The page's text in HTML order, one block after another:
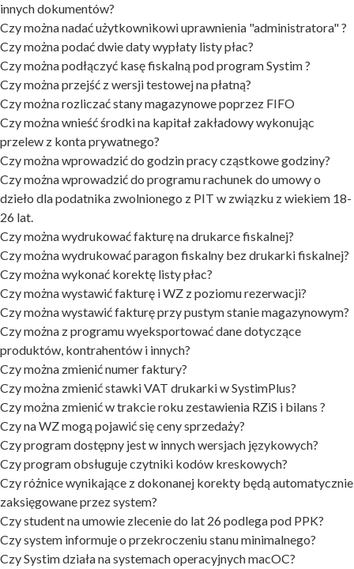
innych dokumentów?
Czy można nadać użytkownikowi uprawnienia "administratora" ?
Czy można podać dwie daty wypłaty listy płac?
Czy można podłączyć kasę fiskalną pod program Systim ?
Czy można przejść z wersji testowej na płatną?
Czy można rozliczać stany magazynowe poprzez FIFO
Czy można wnieść środki na kapitał zakładowy wykonując
przelew z konta prywatnego?
Czy można wprowadzić do godzin pracy cząstkowe godziny?
Czy można wprowadzić do programu rachunek do umowy o
dzieło dla podatnika zwolnionego z PIT w związku z wiekiem 18-
26 lat.
Czy można wydrukować fakturę na drukarce fiskalnej?
Czy można wydrukować paragon fiskalny bez drukarki fiskalnej?
Czy można wykonać korektę listy płac?
Czy można wystawić fakturę i WZ z poziomu rezerwacji?
Czy można wystawić fakturę przy pustym stanie magazynowym?
Czy można z programu wyeksportować dane dotyczące
produktów, kontrahentów i innych?
Czy można zmienić numer faktury?
Czy można zmienić stawki VAT drukarki w SystimPlus?
Czy można zmienić w trakcie roku zestawienia RZiS i bilans ?
Czy na WZ mogą pojawić się ceny sprzedaży?
Czy program dostępny jest w innych wersjach językowych?
Czy program obsługuje czytniki kodów kreskowych?
Czy różnice wynikające z dokonanej korekty będą automatycznie
zaksięgowane przez system?
Czy student na umowie zlecenie do lat 26 podlega pod PPK?
Czy system informuje o przekroczeniu stanu minimalnego?
Czy Systim działa na systemach operacyjnych macOC?